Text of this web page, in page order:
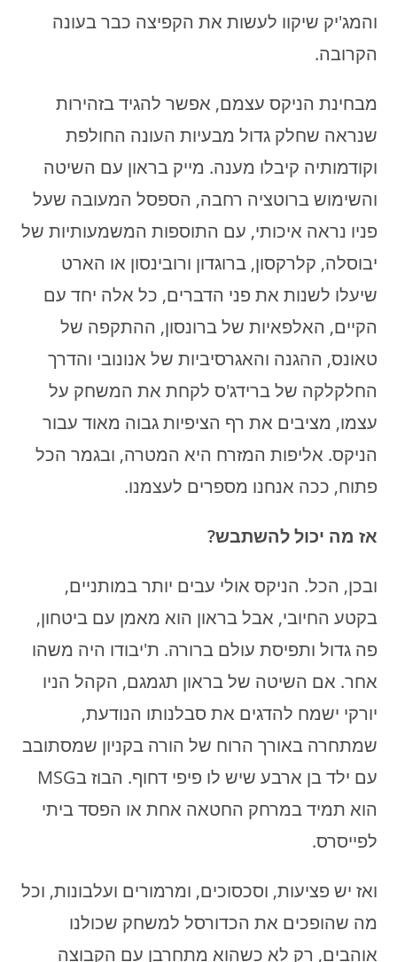
והמג'יק שיקוו לעשות את הקפיצה כבר בעונה
הקרובה.
מבחינת הניקס עצמם, אפשר להגיד בזהירות
שנראה שחלק גדול מבעיות העונה החולפת
וקודמותיה קיבלו מענה. מייק בראון עם השיטה
והשימוש ברוטציה רחבה, הספסל המעובה שעל
פניו נראה איכותי, עם התוספות המשמעותיות של
יבוסלה, קלרקסון, ברוגדון ורובינסון או הארט
שיעלו לשנות את פני הדברים, כל אלה יחד עם
הקיים, האלפאיות של ברונסון, ההתקפה של
טאונס, ההגנה והאגרסיביות של אנונובי והדרך
החלקלקה של ברידג'ס לקחת את המשחק על
עצמו, מציבים את רף הציפיות גבוה מאוד עבור
הניקס. אליפות המזרח היא המטרה, ובגמר הכל
פתוח, ככה אנחנו מספרים לעצמנו.
אז מה יכול להשתבש?
ובכן, הכל. הניקס אולי עבים יותר במותניים,
בקטע החיובי, אבל בראון הוא מאמן עם ביטחון,
פה גדול ותפיסת עולם ברורה. ת'יבודו היה משהו
אחר. אם השיטה של בראון תגמגם, הקהל הניו
יורקי ישמח להדגים את סבלנותו הנודעת,
שמתחרה באורך הרוח של הורה בקניון שמסתובב
עם ילד בן ארבע שיש לו פיפי דחוף. הבוז בMSG
הוא תמיד במרחק החטאה אחת או הפסד ביתי
לפייסרס.
ואז יש פציעות, וסכסוכים, ומרמורים ועלבונות, וכל
מה שהופכים את הכדורסל למשחק שכולנו
אוהבים, רק לא כשהוא מתחרבן עם הקבוצה